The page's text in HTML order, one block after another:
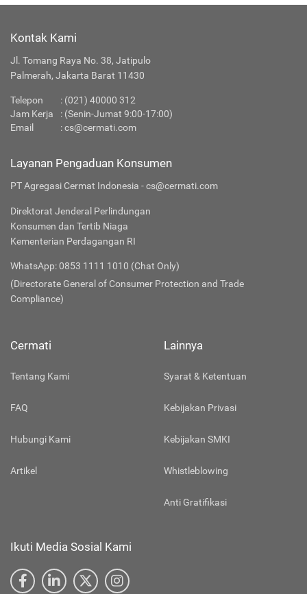
Kontak Kami
Jl. Tomang Raya No. 38, Jatipulo
Palmerah, Jakarta Barat 11430
Telepon : (021) 40000 312
Jam Kerja
: (Senin-Jumat 9:00-17:00)
Email
:cs@cermati.com
Layanan Pengaduan Konsumen
PT Agregasi Cermat Indonesia - cs@cermati.com
Direktorat Jenderal Perlindungan
Konsumen dan Tertib Niaga
Kementerian Perdagangan RI
WhatsApp: 0853 1111 1010 (Chat Only)
(Directorate General of Consumer Protection and Trade
Compliance)
Cermati
Tentang Kami
FAQ
Hubungi Kami
Artikel
Lainnya
Syarat & Ketentuan
Kebijakan Privasi
Kebijakan SMKI
Whistleblowing
Anti Gratifikasi
Ikuti Media Sosial Kami